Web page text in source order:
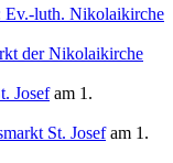
Ev.-luth. Nikolaikirche
der Nikolaikirche
Josefam 1.
St. Josefam 1.